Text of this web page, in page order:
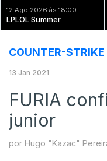
12 Ago 2026 às 18:00
LPLOL Summer
COUNTER-STRIKE
13 Jan 2021
FURIA
junior
por Hugo "Kazac"